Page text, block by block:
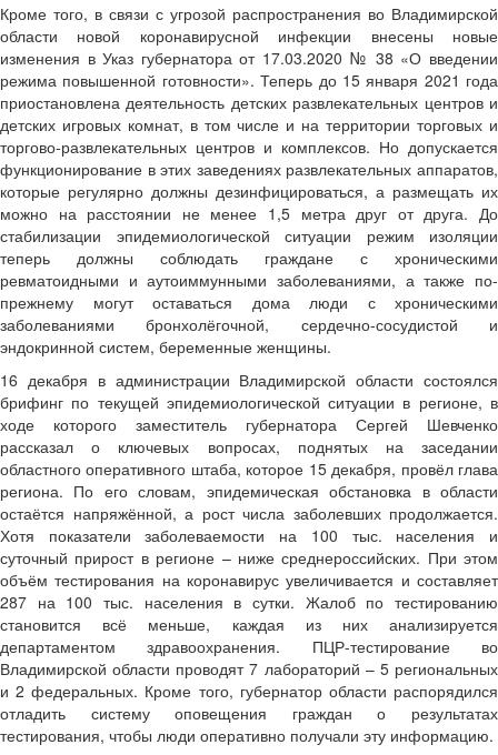
Кроме того, в связи с угрозой распространения во Владимирской
области новой коронавирусной инфекции внесены новые
изменения в Указ губернатора от 17.03.2020 № 38 «О введении
режима повышенной готовности». Теперь до 15 января 2021 года
приостановлена деятельность детских развлекательных центров и
детских игровых комнат, в том числе и на территории торговых и
торгово-развлекательных центров и комплексов. Но допускается
функционирование в этих заведениях развлекательных аппаратов,
которые регулярно должны дезинфицироваться, а размещать их
можно на расстоянии не менее 1,5 метра друг от друга. До
стабилизации эпидемиологической ситуации режим изоляции
теперь должны соблюдать граждане с хроническими
ревматоидными и аутоиммунными заболеваниями, а также по-
прежнему могут оставаться дома люди с хроническими
заболеваниями бронхолёгочной, сердечно-сосудистой и
эндокринной систем, беременные женщины.
16 декабря в администрации Владимирской области состоялся
брифинг по текущей эпидемиологической ситуации в регионе, в
ходе которого заместитель губернатора Сергей Шевченко
рассказал о ключевых вопросах, поднятых на заседании
областного оперативного штаба, которое 15 декабря, провёл глава
региона. По его словам, эпидемическая обстановка в области
остаётся напряжённой, а рост числа заболевших продолжается.
Хотя показатели заболеваемости на 100 тыс. населения и
суточный прирост в регионе – ниже среднероссийских. При этом
объём тестирования на коронавирус увеличивается и составляет
287 на 100 тыс. населения в сутки. Жалоб по тестированию
становится всё меньше, каждая из них анализируется
департаментом здравоохранения. ПЦР-тестирование во
Владимирской области проводят 7 лабораторий – 5 региональных
и 2 федеральных. Кроме того, губернатор области распорядился
отладить систему оповещения граждан о результатах
тестирования, чтобы люди оперативно получали эту информацию.